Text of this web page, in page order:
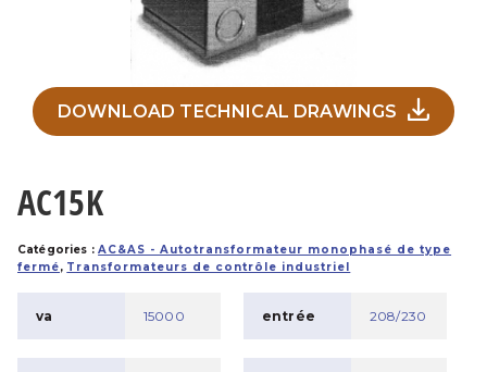
DOWNLOAD TECHNICAL DRAWINGS
AC15K
Catégories :AC&AS - Autotransformateur monophasé de type
fermé, Transformateurs de contrôle industriel
va 15000 entrée 208/230